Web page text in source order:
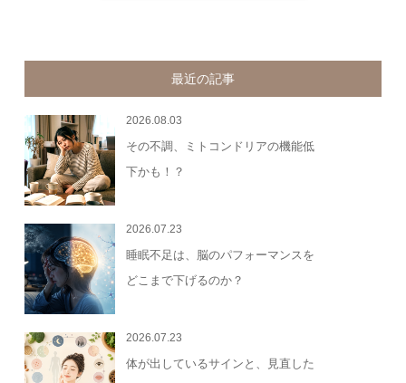
最近の記事
2026.08.03
その不調、ミトコンドリアの機能低
下かも！？
2026.07.23
睡眠不足は、脳のパフォーマンスを
どこまで下げるのか？
2026.07.23
体が出しているサインと、見直した